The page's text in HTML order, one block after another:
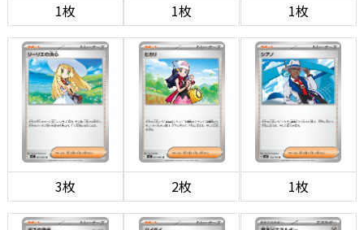
1枚 1枚 1枚
3枚 2枚 1枚